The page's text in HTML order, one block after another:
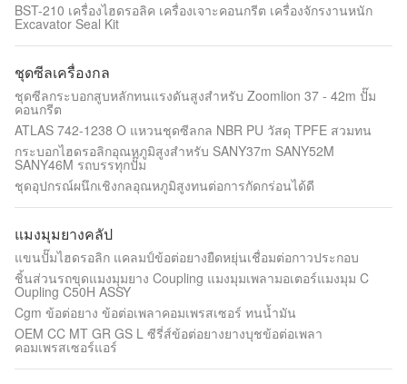
BST-210 เครื่องไฮดรอลิค เครื่องเจาะคอนกรีต เครื่องจักรงานหนัก
Excavator Seal Kit
ชุดซีลเครื่องกล
ชุดซีลกระบอกสูบหลักทนแรงดันสูงสำหรับ Zoomlion 37 - 42m ปั๊ม
คอนกรีต
ATLAS 742-1238 O แหวนชุดซีลกล NBR PU วัสดุ TPFE สวมทน
กระบอกไฮดรอลิกอุณหภูมิสูงสำหรับ SANY37m SANY52M
SANY46M รถบรรทุกปั๊ม
ชุดอุปกรณ์ผนึกเชิงกลอุณหภูมิสูงทนต่อการกัดกร่อนได้ดี
แมงมุมยางคลัป
แขนปั๊มไฮดรอลิก แคลมป์ข้อต่อยางยืดหยุ่นเชื่อมต่อกาวประกอบ
ชิ้นส่วนรถขุดแมงมุมยาง Coupling แมงมุมเพลามอเตอร์แมงมุม C
Oupling C50H ASSY
Cgm ข้อต่อยาง ข้อต่อเพลาคอมเพรสเซอร์ ทนน้ำมัน
OEM CC MT GR GS L ซีรี่ส์ข้อต่อยางยางบุชข้อต่อเพลา
คอมเพรสเซอร์แอร์